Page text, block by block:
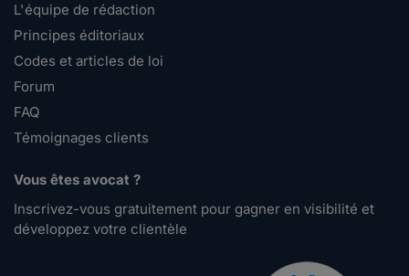
L'équipe de rédaction
Principes éditoriaux
Codes et articles de loi
Forum
FAQ
Témoignages clients
Vous êtes avocat ?
Inscrivez-vous gratuitement pour gagner en visibilité et
développez votre clientèle